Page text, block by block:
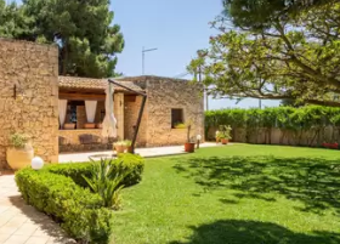
täydentää tämän
muutaman kilometrin päässä
ja hienot viimeistelyt
huvilaa, mikä tekee siitä